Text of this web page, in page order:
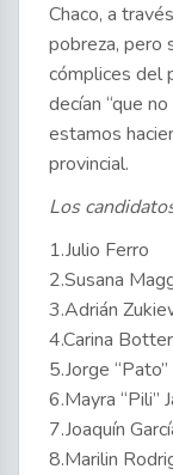
Chaco, a
pobreza, pero
cómplices del
decían “que
estamos
provincial.
Los
1.Julio Ferro
2.Susana
3.Adrián
4.Carina
5.Jorge
6.Mayra “Pili”
7.Joaquín
8.Marilin